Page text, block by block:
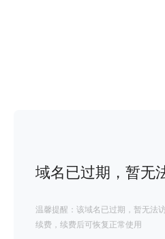
域名已过期，暂无
温馨提醒：该域名已过期，暂无法
续费，续费后可恢复正常使用